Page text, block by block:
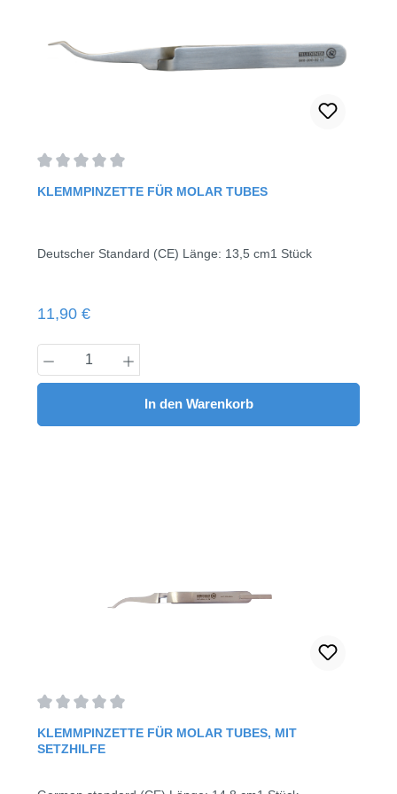
Durchschnittliche Bewertung von 0 von 5 Sternen
KLEMMPINZETTE FÜR MOLAR TUBES
Deutscher Standard (CE) Länge: 13,5 cm1 Stück
Regulärer Preis:
11,90 €
Produkt Anzahl: Gib den gewünschten
In den Warenkorb
Durchschnittliche Bewertung von 0 von 5 Sternen
KLEMMPINZETTE FÜR MOLAR TUBES, MIT
SETZHILFE